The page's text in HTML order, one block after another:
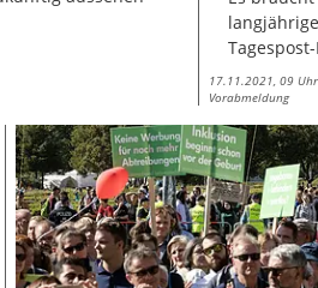
17.11.2021, 09 Uhr
Vorabmeldung